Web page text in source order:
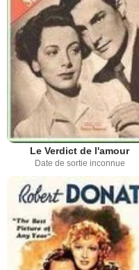
Le Verdict de l'amour
Date de sortie inconnue